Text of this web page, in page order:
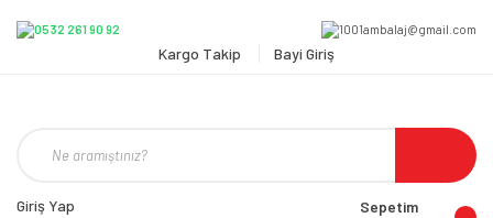
Kargo Takip Bayi Giriş
Giriş Yap Sepetim